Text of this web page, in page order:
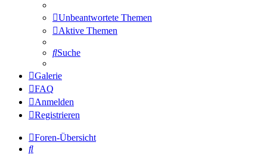
Unbeantwortete Themen
Aktive Themen
Suche
Galerie
FAQ
Anmelden
Registrieren
Foren-Übersicht
Suche